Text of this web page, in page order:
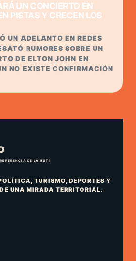
UN CONCIERTO EN
PISTAS Y CRECEN LOS
UN ADELANTO EN REDES
RUMORES SOBRE UN
DE ELTON JOHN EN
NO EXISTE CONFIRMACIÓN
TURISMO, DEPORTES Y
UNA MIRADA TERRITORIAL.